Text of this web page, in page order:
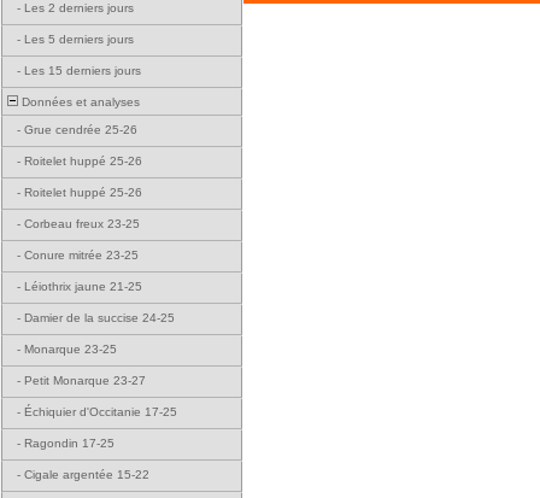
- Les 2 derniers jours
- Les 5 derniers jours
- Les 15 derniers jours
Données et analyses
- Grue cendrée 25-26
- Roitelet huppé 25-26
- Roitelet huppé 25-26
- Corbeau freux 23-25
- Conure mitrée 23-25
- Léiothrix jaune 21-25
- Damier de la succise 24-25
- Monarque 23-25
- Petit Monarque 23-27
- Échiquier d'Occitanie 17-25
- Ragondin 17-25
- Cigale argentée 15-22